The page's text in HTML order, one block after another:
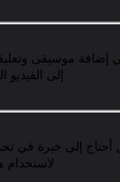
إضافة موسيقى
إلى
أحتاج إلى خبرة في
لاستخدام